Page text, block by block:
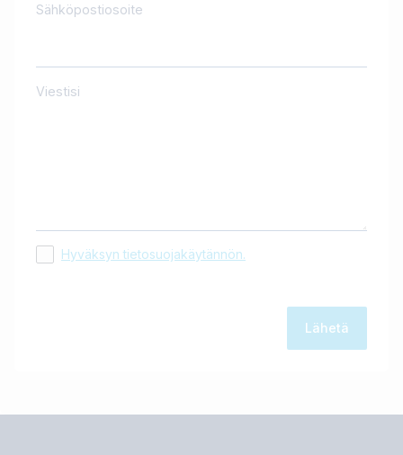
Sähköpostiosoite
Viestisi
Hyväksyn tietosuojakäytännön.